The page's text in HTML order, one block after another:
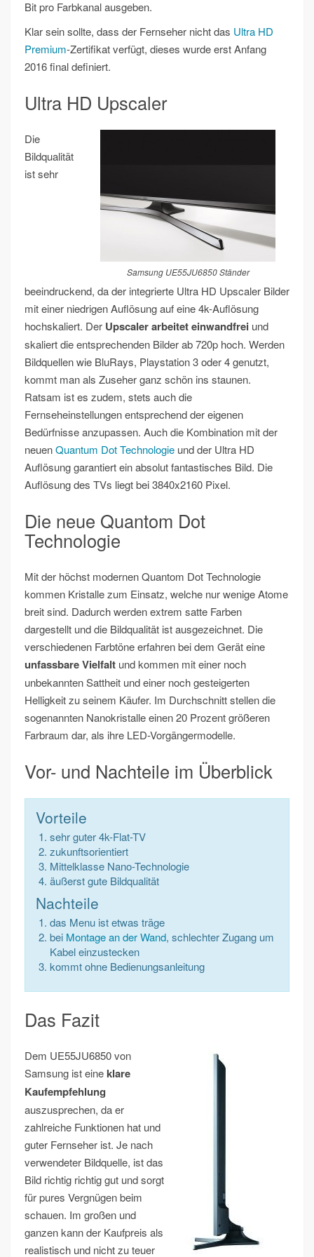
Bit pro Farbkanal ausgeben.
Klar sein sollte, dass der Fernseher nicht das Ultra HD
Premium-Zertifikat verfügt, dieses wurde erst Anfang
2016 final definiert.
Ultra HD Upscaler
Samsung UE55JU6850 Ständer
Die
Bildqualität
ist sehr
beeindruckend, da der integrierte Ultra HD Upscaler Bilder
mit einer niedrigen Auflösung auf eine 4k-Auflösung
hochskaliert. Der Upscaler arbeitet einwandfrei und
skaliert die entsprechenden Bilder ab 720p hoch. Werden
Bildquellen wie BluRays, Playstation 3 oder 4 genutzt,
kommt man als Zuseher ganz schön ins staunen.
Ratsam ist es zudem, stets auch die
Fernseheinstellungen entsprechend der eigenen
Bedürfnisse anzupassen. Auch die Kombination mit der
neuenQuantum Dot Technologie und der Ultra HD
Auflösung garantiert ein absolut fantastisches Bild. Die
Auflösung des TVs liegt bei 3840x2160 Pixel.
Die neue Quantom Dot
Technologie
Mit der höchst modernen Quantom Dot Technologie
kommen Kristalle zum Einsatz, welche nur wenige Atome
breit sind. Dadurch werden extrem satte Farben
dargestellt und die Bildqualität ist ausgezeichnet. Die
verschiedenen Farbtöne erfahren bei dem Gerät eine
unfassbare Vielfalt und kommen mit einer noch
unbekannten Sattheit und einer noch gesteigerten
Helligkeit zu seinem Käufer. Im Durchschnitt stellen die
sogenannten Nanokristalle einen 20 Prozent größeren
Farbraum dar, als ihre LED-Vorgängermodelle.
Vor- und Nachteile im Überblick
Vorteile
sehr guter 4k-Flat-TV
zukunftsorientiert
Mittelklasse Nano-Technologie
äußerst gute Bildqualität
Nachteile
das Menu ist etwas träge
bei Montage an der Wand, schlechter Zugang um
Kabel einzustecken
kommt ohne Bedienungsanleitung
Das Fazit
Dem UE55JU6850 von
Samsung ist eine klare
Kaufempfehlung
auszusprechen, da er
zahlreiche Funktionen hat und
guter Fernseher ist. Je nach
verwendeter Bildquelle, ist das
Bild richtig richtig gut und sorgt
für pures Vergnügen beim
schauen. Im großen und
ganzen kann der Kaufpreis als
realistisch und nicht zu teuer